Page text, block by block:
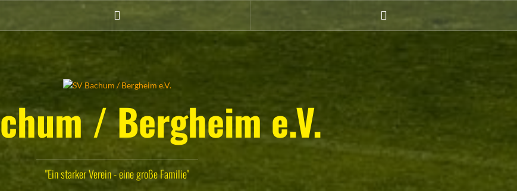
(Damen)
/ Bergheim e.V.
"Ein starker Verein - eine große Familie"